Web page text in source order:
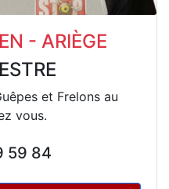
- ARIÈGE
et Frelons au
vous.
59 84